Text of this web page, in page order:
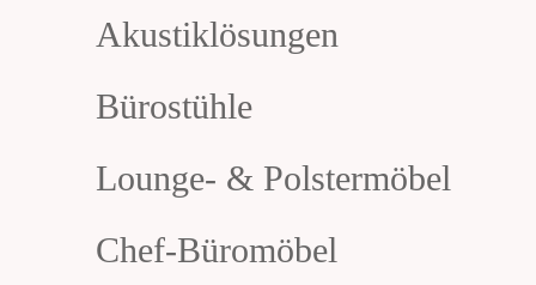
Akustiklösungen
Bürostühle
Lounge- & Polstermöbel
Chef-Büromöbel